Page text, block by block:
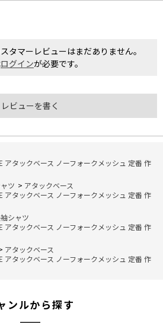
タマーレビューはまだありません。
ログインが必要です。
レビューを書く
アタックベース ノーフォークメッシュ 定番 作
ツ > アタックベース
アタックベース ノーフォークメッシュ 定番 作
シャツ
アタックベース ノーフォークメッシュ 定番 作
アタックベース
アタックベース ノーフォークメッシュ 定番 作
ンルから探す